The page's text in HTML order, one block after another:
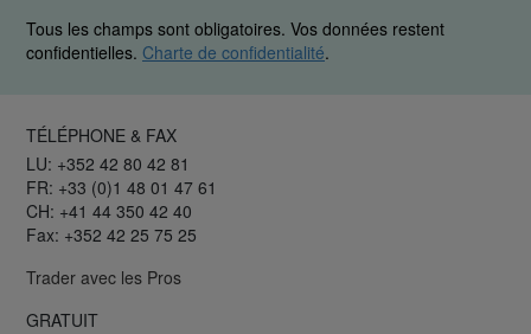
Tous les champs sont obligatoires. Vos données restent
confidentielles. Charte de confidentialité.
TÉLÉPHONE & FAX
LU: +352 42 80 42 81
FR: +33 (0)1 48 01 47 61
CH: +41 44 350 42 40
Fax: +352 42 25 75 25
Trader avec les Pros
GRATUIT